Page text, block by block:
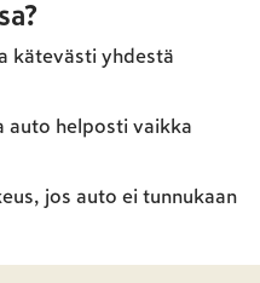
kätevästi yhdestä
auto helposti vaikka
jos auto ei tunnukaan